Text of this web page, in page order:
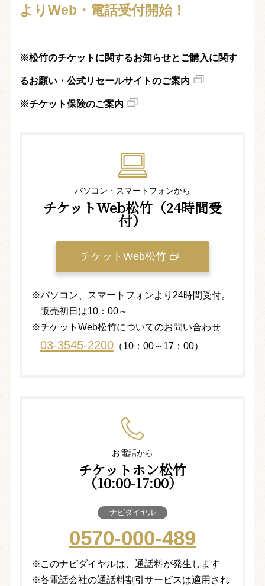
よりWeb・電話受付開始！
※松竹のチケットに関するお知らせとご購入に関す
るお願い・公式リセールサイトのご案内
※チケット保険のご案内
パソコン・スマートフォンから
チケットWeb松竹（24時間受
付）
チケットWeb松竹
パソコン、スマートフォンより24時間受付。
販売初日は10：00～
チケットWeb松竹についてのお問い合わせ
03-3545-2200（10：00～17：00）
お電話から
チケットホン松竹
（10:00-17:00）
ナビダイヤル
0570-000-489
このナビダイヤルは、通話料が発生します
各電話会社の通話料割引サービスは適用され